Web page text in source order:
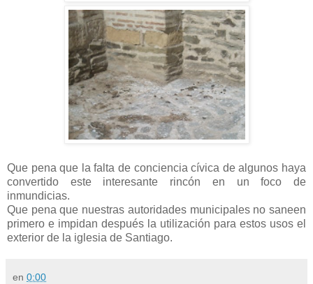
Que pena que la falta de conciencia cívica de algunos haya
convertido este interesante rincón en un foco de
inmundicias.
Que pena que nuestras autoridades municipales no saneen
primero e impidan después la utilización para estos usos el
exterior de la iglesia de Santiago.
en 0:00